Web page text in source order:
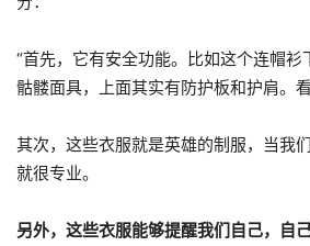
“首先，它有安全功能。比如这个连帽
骷髅面具，上面其实有防护板和护肩。
其次，这些衣服就是英雄的制服，当我
就很专业。
另外，这些衣服能够提醒我们自己，自